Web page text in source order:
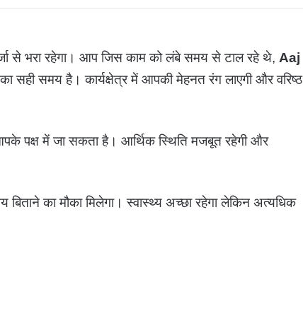
से भरा रहेगा। आप जिस काम को लंबे समय से टाल रहे थे, Aaj
सही समय है। कार्यक्षेत्र में आपकी मेहनत रंग लाएगी और वरिष्ठ
पक्ष में जा सकता है। आर्थिक स्थिति मजबूत रहेगी और
का मौका मिलेगा। स्वास्थ्य अच्छा रहेगा लेकिन अत्यधिक